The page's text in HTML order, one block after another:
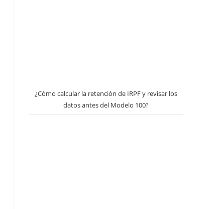
¿Cómo calcular la retención de IRPF y revisar los
datos antes del Modelo 100?